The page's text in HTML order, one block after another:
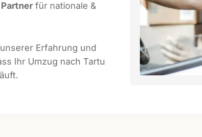
für nationale &
Erfahrung und
Ihr Umzug nach Tartu